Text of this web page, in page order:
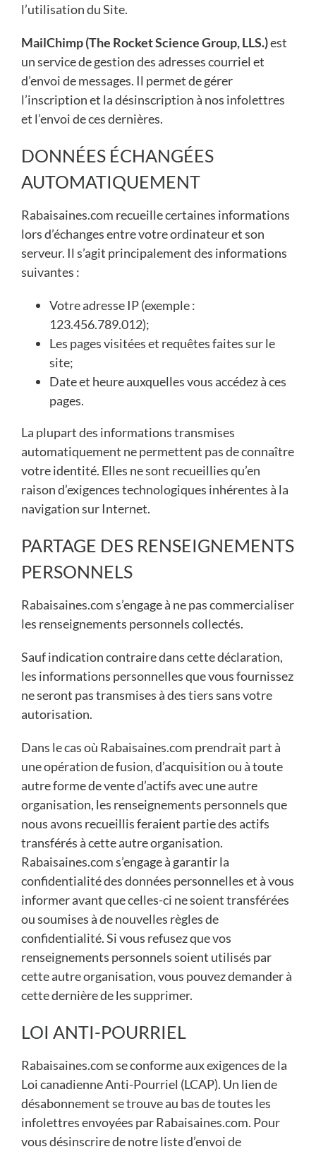
l’utilisation du Site.
MailChimp (The Rocket Science Group, LLS.)est
un service de gestion des adresses courriel et
d’envoi de messages. Il permet de gérer
l’inscription et la désinscription à nos infolettres
et l’envoi de ces dernières.
DONNÉES ÉCHANGÉES
AUTOMATIQUEMENT
Rabaisaines.com recueille certaines informations
lors d’échanges entre votre ordinateur et son
serveur. Il s’agit principalement des informations
suivantes :
Votre adresse IP (exemple :
123.456.789.012);
Les pages visitées et requêtes faites sur le
site;
Date et heure auxquelles vous accédez à ces
pages.
La plupart des informations transmises
automatiquement ne permettent pas de connaître
votre identité. Elles ne sont recueillies qu’en
raison d’exigences technologiques inhérentes à la
navigation sur Internet.
PARTAGE DES RENSEIGNEMENTS
PERSONNELS
Rabaisaines.com s’engage à ne pas commercialiser
les renseignements personnels collectés.
Sauf indication contraire dans cette déclaration,
les informations personnelles que vous fournissez
ne seront pas transmises à des tiers sans votre
autorisation.
Dans le cas où Rabaisaines.com prendrait part à
une opération de fusion, d’acquisition ou à toute
autre forme de vente d’actifs avec une autre
organisation, les renseignements personnels que
nous avons recueillis feraient partie des actifs
transférés à cette autre organisation.
Rabaisaines.com s’engage à garantir la
confidentialité des données personnelles et à vous
informer avant que celles-ci ne soient transférées
ou soumises à de nouvelles règles de
confidentialité. Si vous refusez que vos
renseignements personnels soient utilisés par
cette autre organisation, vous pouvez demander à
cette dernière de les supprimer.
LOI ANTI-POURRIEL
Rabaisaines.com se conforme aux exigences de la
Loi canadienne Anti-Pourriel (LCAP). Un lien de
désabonnement se trouve au bas de toutes les
infolettres envoyées par Rabaisaines.com. Pour
vous désinscrire de notre liste d’envoi de